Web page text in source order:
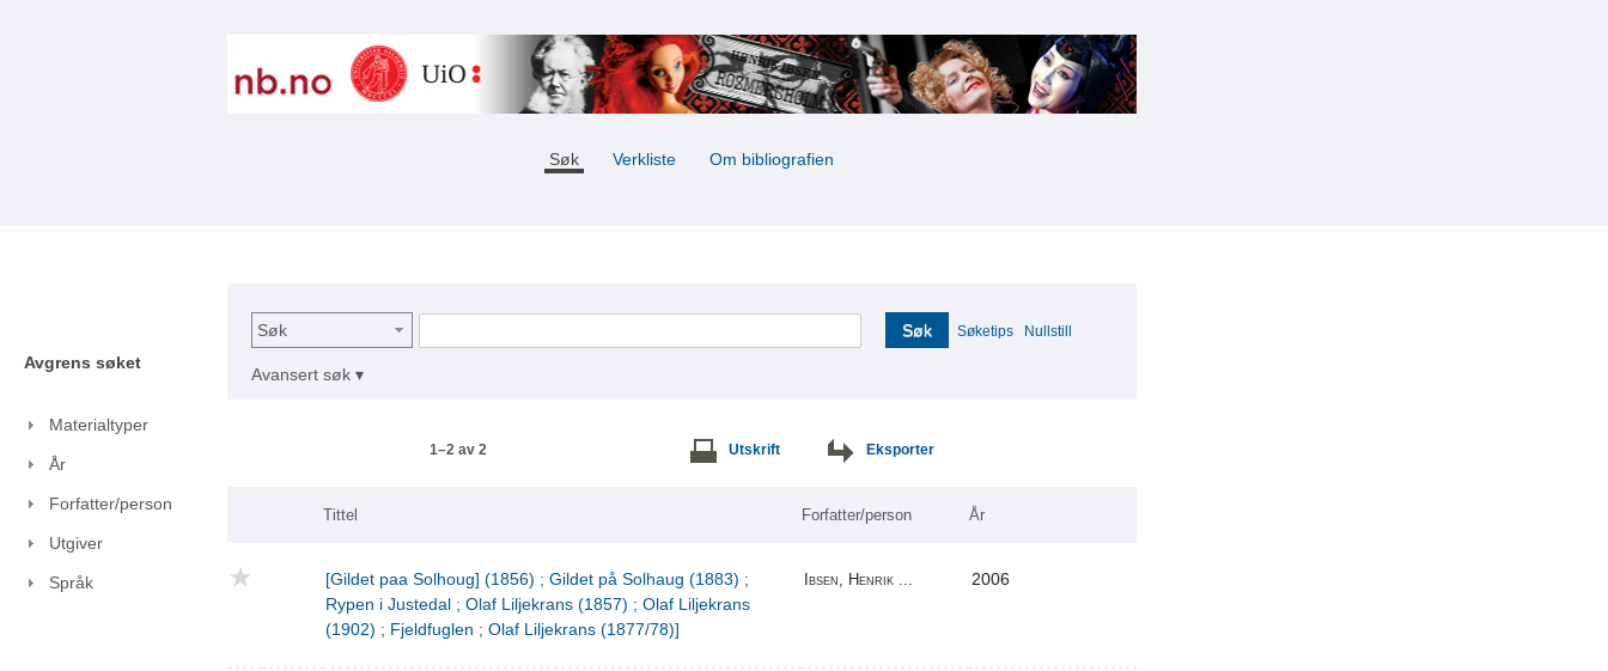
Søk Verkliste Om bibliografien
Avgrens søket
Materialtyper
År
Forfatter/person
Utgiver
Språk
Søk Søk Søketips Nullstill
Avansert søk ▾
1–2 av 2 Utskrift Eksporter
Tittel Forfatter/person År
[Gildet paa Solhoug] (1856) ; Gildet på Solhaug (1883) ;
Rypen i Justedal ; Olaf Liljekrans (1857) ; Olaf Liljekrans
(1902) ; Fjeldfuglen ; Olaf Liljekrans (1877/78)]
Ibsen, Henrik ... 2006